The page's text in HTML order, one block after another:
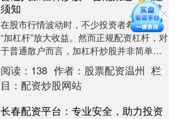
须知
在股市行情波动时，不少投资者希望通过
“加杠杆”放大收益。然而正规配资杠杆，对
于普通散户而言，加杠杆炒股并非简单的
借钱买股，其中涉及合规渠道选择与不可
忽视的风险。....
阅读： 138 作者： 股票配资温州 栏
目： 配资炒股网站
长春配资平台：专业安全，助力投资